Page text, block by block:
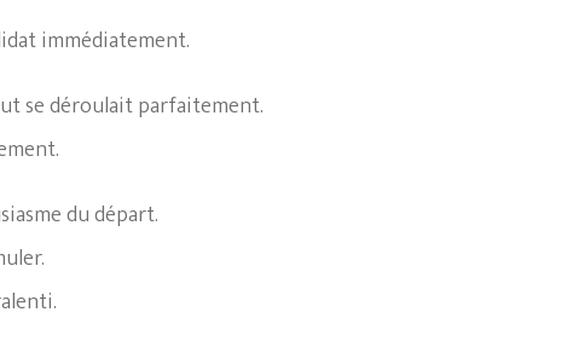
immédiatement.
se déroulait parfaitement.
du départ.